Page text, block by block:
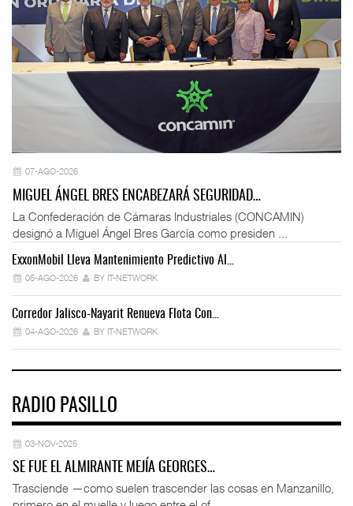
07-AGO-2026
MIGUEL ÁNGEL BRES ENCABEZARÁ SEGURIDAD…
La Confederación de Cámaras Industriales (CONCAMIN)
designó a Miguel Ángel Bres García como presiden ...
ExxonMobil Lleva Mantenimiento Predictivo Al…
05-AGO-2026 BY IT-NETWORK
Corredor Jalisco-Nayarit Renueva Flota Con…
04-AGO-2026 BY IT-NETWORK
RADIO PASILLO
03-NOV-2025
SE FUE EL ALMIRANTE MEJÍA GEORGES…
Trasciende —como suelen trascender las cosas en Manzanillo,